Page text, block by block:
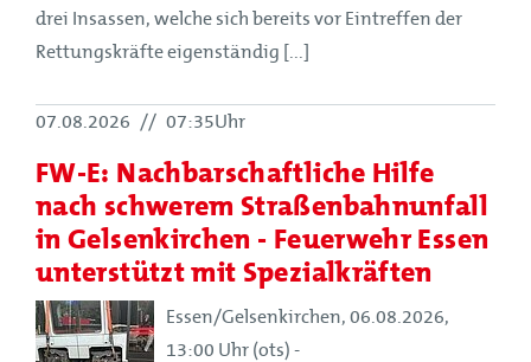
drei Insassen, welche sich bereits vor Eintreffen der
Rettungskräfte eigenständig [...]
07.08.2026 // 07:35Uhr
FW-E: Nachbarschaftliche Hilfe
nach schwerem Straßenbahnunfall
in Gelsenkirchen - Feuerwehr Essen
unterstützt mit Spezialkräften
Essen/Gelsenkirchen, 06.08.2026,
13:00 Uhr (ots) -